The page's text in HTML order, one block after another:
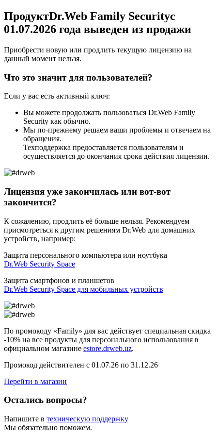
ПродуктDr.Web Family Securityс
01.07.2026 года выведен из продажи
Приобрести новую или продлить текущую лицензию на
данный момент нельзя.
Что это значит для пользователей?
Если у вас есть активный ключ:
Вы можете продолжать пользоваться Dr.Web Family
Security как обычно.
Мы по-прежнему решаем ваши проблемы и отвечаем на
обращения.
Техподдержка предоставляется пользователям и
осуществляется до окончания срока действия лицензии.
Лицензия уже закончилась или вот-вот
закончится?
К сожалению, продлить её больше нельзя. Рекомендуем
присмотреться к другим решениям Dr.Web для домашних
устройств, например:
Защита персонального компьютера или ноутбука
Dr.Web Security Space
Защита смартфонов и планшетов
Dr.Web Security Space для мобильных устройств
По промокоду «Family» для вас действует специальная скидка
-10% на все продукты для персонального использования в
официальном магазине estore.drweb.uz.
Промокод действителен с 01.07.26 по 31.12.26
Перейти в магазин
Остались вопросы?
Напишите в техническую поддержку
Мы обязательно поможем.